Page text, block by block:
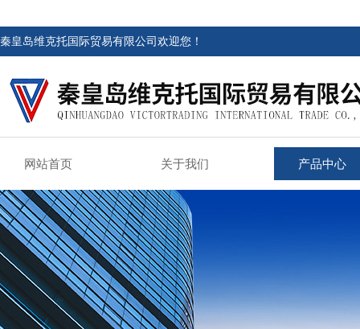
秦皇岛维克托国际贸易有限公司欢迎您！
网站首页 关于我们 产品中心